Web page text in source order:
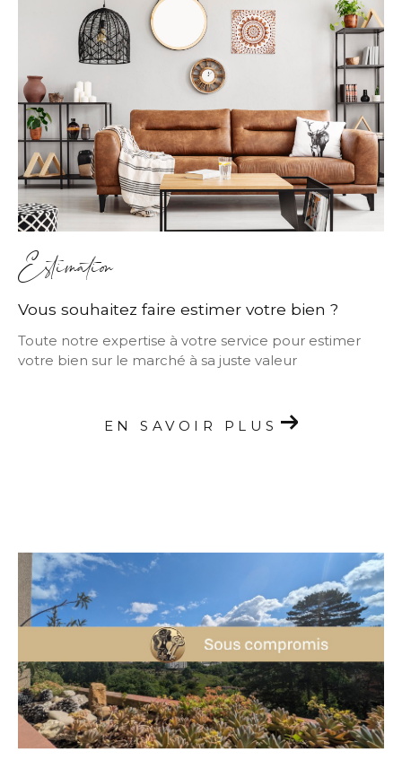
Estimation
Vous souhaitez faire estimer votre bien ?
Toute notre expertise à votre service pour estimer
votre bien sur le marché à sa juste valeur
EN SAVOIR PLUS